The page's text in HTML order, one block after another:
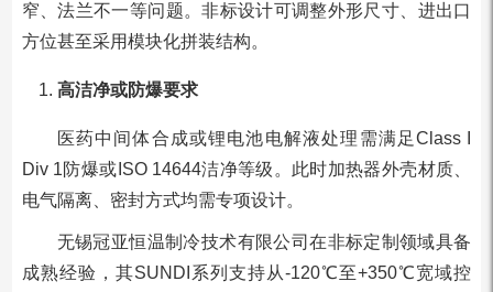
窄、法兰不一等问题。非标设计可调整外形尺寸、进出口
方位甚至采用模块化拼装结构。
高洁净或防爆要求
医药中间体合成或锂电池电解液处理需满足Class I
Div 1防爆或ISO 14644洁净等级。此时加热器外壳材质、
电气隔离、密封方式均需专项设计。
无锡冠亚恒温制冷技术有限公司在非标定制领域具备
成熟经验，其SUNDI系列支持从-120℃至+350℃宽域控